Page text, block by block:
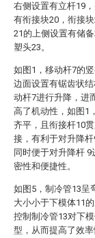
右侧设置有立杆19
有衔接块20，衔接
21的上侧设置有储
塑头23。
如图1，移动杆7的
边面设置有锯齿状
动杆7进行升降，进
高了机动性，如图1
齐平，且衔接杆10
接，有利于对升降
同时便于对升降杆
密性和便捷性。
如图5，制冷管13呈
大小小于下模体11
控制制冷管13对下
型，从而提高了效